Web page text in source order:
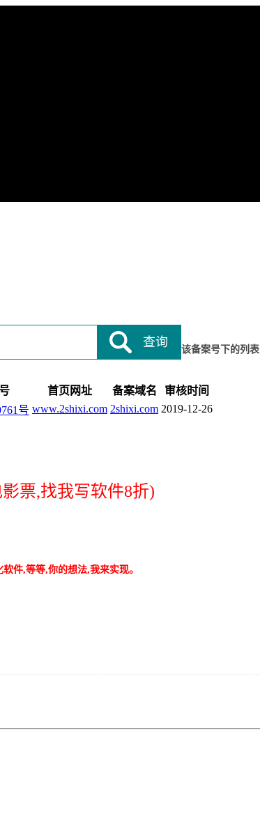
查询
该备案号下的列表
首页网址 备案域名
审核时间
号 www.2shixi.com 2shixi.com 2019-12-26
票,找我写软件8折)
件,等等,你的想法,我来实现。